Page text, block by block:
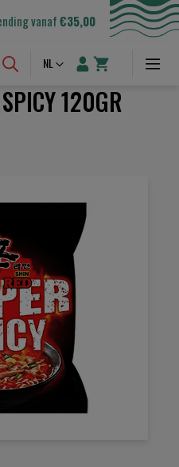
vanaf€35,00
Taal
NL
120GR